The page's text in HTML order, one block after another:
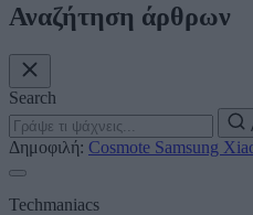
Αναζήτηση άρθρων
Search
Δημοφιλή: Cosmote Samsung
Techmaniacs